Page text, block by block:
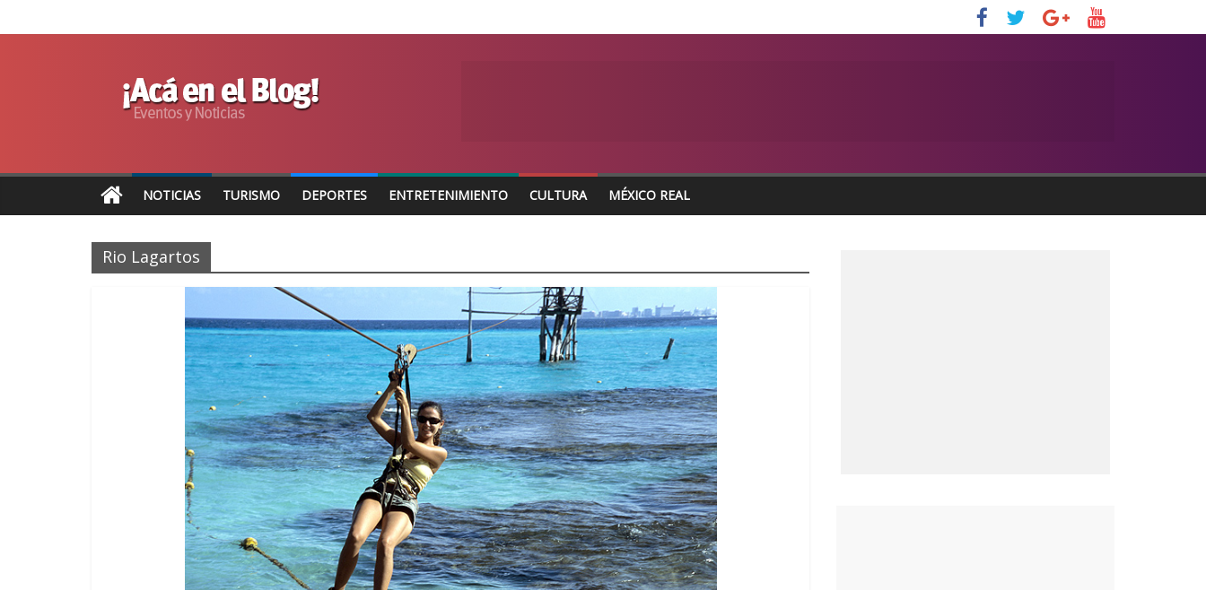
NOTICIAS TURISMO DEPORTES ENTRETENIMIENTO CULTURA MÉXICO REAL
Rio Lagartos